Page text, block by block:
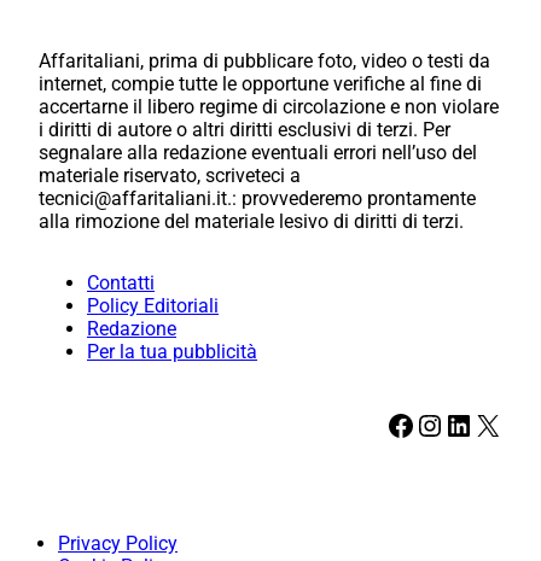
Affaritaliani, prima di pubblicare foto, video o testi da
internet, compie tutte le opportune verifiche al fine di
accertarne il libero regime di circolazione e non violare
i diritti di autore o altri diritti esclusivi di terzi. Per
segnalare alla redazione eventuali errori nell’uso del
materiale riservato, scriveteci a
tecnici@affaritaliani.it.: provvederemo prontamente
alla rimozione del materiale lesivo di diritti di terzi.
Contatti
Policy Editoriali
Redazione
Per la tua pubblicità
Facebook Instagram LinkedIn X
Privacy Policy